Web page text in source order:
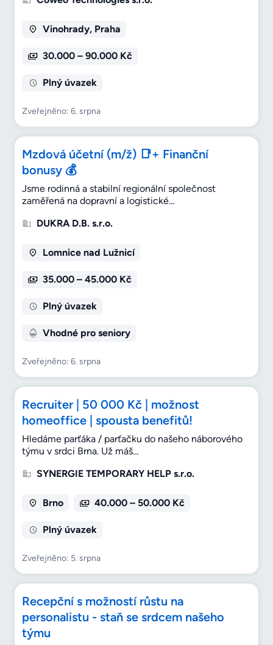
Vinohrady, Praha
30.000 – 90.000 Kč
Plný úvazek
Zveřejněno: 6. srpna
Mzdová účetní (m/ž) 📑+ Finanční
bonusy 💰
Jsme rodinná a stabilní regionální společnost
zaměřená na dopravní a logistické…
DUKRA D.B. s.r.o.
Lomnice nad Lužnicí
35.000 – 45.000 Kč
Plný úvazek
Vhodné pro seniory
Zveřejněno: 6. srpna
Recruiter | 50 000 Kč | možnost
homeoffice | spousta benefitů!
Hledáme parťáka / parťačku do našeho náborového
týmu v srdci Brna. Už máš…
SYNERGIE TEMPORARY HELP s.r.o.
Brno 40.000 – 50.000 Kč
Plný úvazek
Zveřejněno: 5. srpna
Recepční s možností růstu na
personalistu - staň se srdcem našeho
týmu